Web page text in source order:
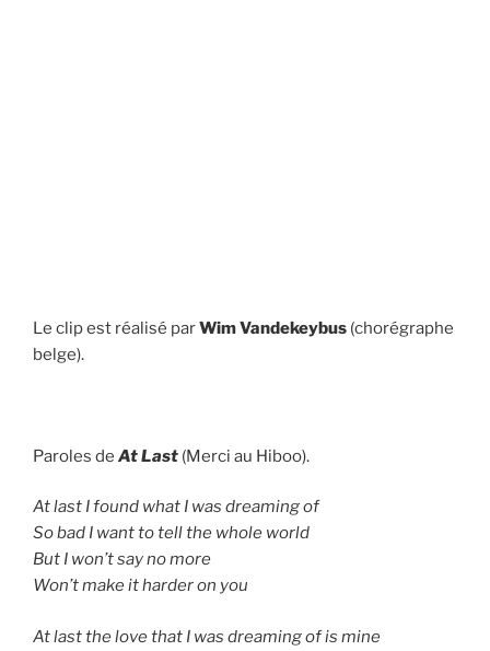
Le clip est réalisé parWim Vandekeybus (chorégraphe
belge).
Paroles de At Last (Merci au Hiboo).
At last I found what I was dreaming of
So bad I want to tell the whole world
But I won’t say no more
Won’t make it harder on you
At last the love that I was dreaming of is mine